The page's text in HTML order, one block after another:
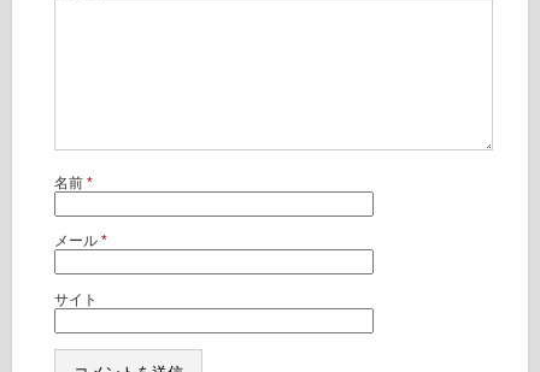
名前 *
メール *
サイト